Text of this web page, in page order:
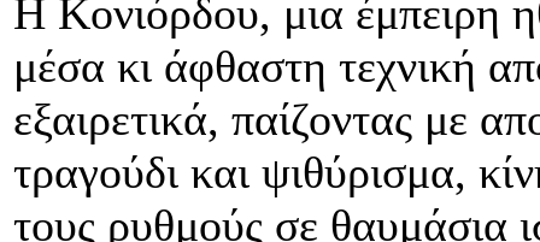
Η Κονιόρδου, μια έμπειρη
μέσα κι άφθαστη τεχνική
εξαιρετικά, παίζοντας με
τραγούδι και ψιθύρισμα,
τους ρυθμούς σε θαυμάσια